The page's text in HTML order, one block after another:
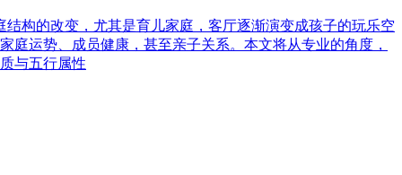
构的改变，尤其是育儿家庭，客厅逐渐演变成孩子的玩乐空
运势、成员健康，甚至亲子关系。本文将从专业的角度，
与五行属性